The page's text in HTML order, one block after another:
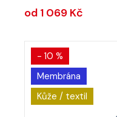
od 1 069 Kč
- 10 %
Membrána
Kůže / textil